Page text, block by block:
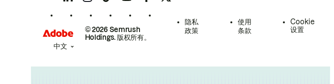
© 2026 Semrush
Holdings. 版权所有。
隐私
政策
使用
条款
Cookie
设置
中文